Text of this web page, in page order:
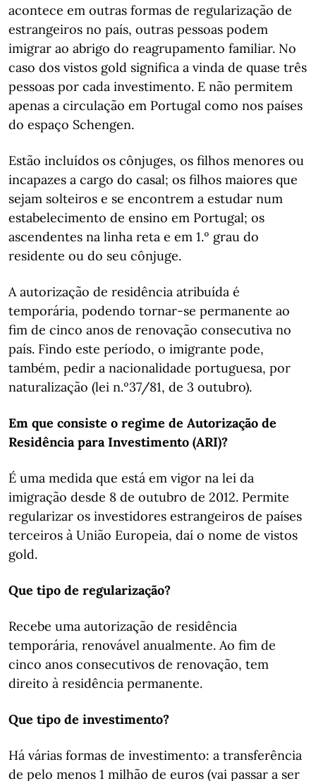
acontece em outras formas de regularização de
estrangeiros no país, outras pessoas podem
imigrar ao abrigo do reagrupamento familiar. No
caso dos vistos gold significa a vinda de quase três
pessoas por cada investimento. E não permitem
apenas a circulação em Portugal como nos países
do espaço Schengen.
Estão incluídos os cônjuges, os filhos menores ou
incapazes a cargo do casal; os filhos maiores que
sejam solteiros e se encontrem a estudar num
estabelecimento de ensino em Portugal; os
ascendentes na linha reta e em 1.º grau do
residente ou do seu cônjuge.
A autorização de residência atribuída é
temporária, podendo tornar-se permanente ao
fim de cinco anos de renovação consecutiva no
país. Findo este período, o imigrante pode,
também, pedir a nacionalidade portuguesa, por
naturalização (lei n.º37/81, de 3 outubro).
Em que consiste o regime de Autorização de
Residência para Investimento (ARI)?
É uma medida que está em vigor na lei da
imigração desde 8 de outubro de 2012. Permite
regularizar os investidores estrangeiros de países
terceiros à União Europeia, daí o nome de vistos
gold.
Que tipo de regularização?
Recebe uma autorização de residência
temporária, renovável anualmente. Ao fim de
cinco anos consecutivos de renovação, tem
direito à residência permanente.
Que tipo de investimento?
Há várias formas de investimento: a transferência
de pelo menos 1 milhão de euros (vai passar a ser